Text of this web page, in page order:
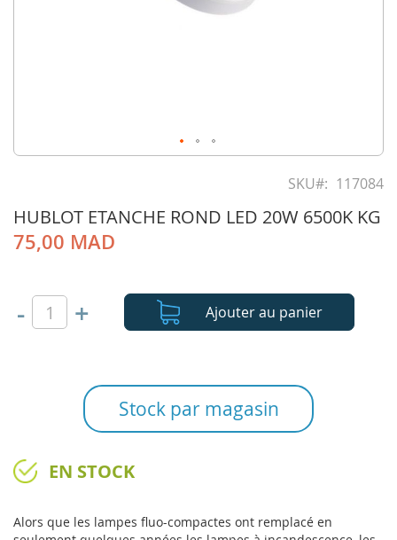
SKU 117084
HUBLOT ETANCHE ROND LED 20W 6500K KG
75,00 MAD
- + Ajouter au panier
Stock par magasin
EN STOCK
Alors que les lampes fluo-compactes ont remplacé en
beginning
of
the